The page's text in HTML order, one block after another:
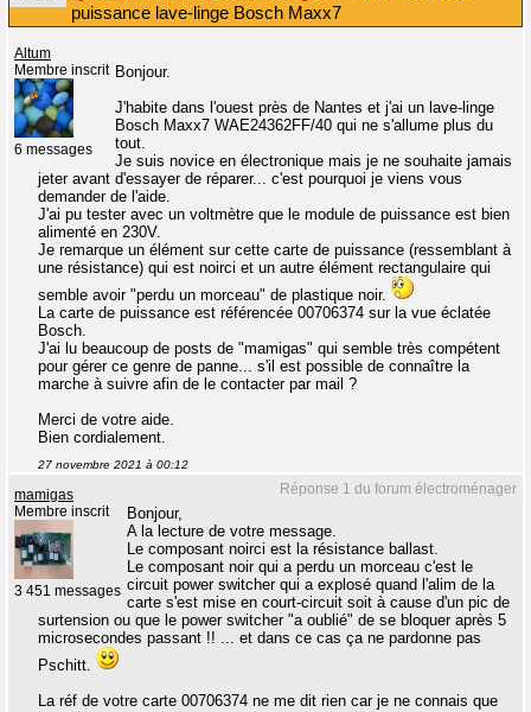
puissance lave-linge Bosch Maxx7
Altum
Membre inscrit
6 messages
Bonjour.
J'habite dans l'ouest près de Nantes et j'ai un lave-linge
Bosch Maxx7 WAE24362FF/40 qui ne s'allume plus du
tout.
Je suis novice en électronique mais je ne souhaite jamais
jeter avant d'essayer de réparer... c'est pourquoi je viens vous
demander de l'aide.
J'ai pu tester avec un voltmètre que le module de puissance est bien
alimenté en 230V.
Je remarque un élément sur cette carte de puissance (ressemblant à
une résistance) qui est noirci et un autre élément rectangulaire qui
semble avoir "perdu un morceau" de plastique noir.
La carte de puissance est référencée 00706374 sur la vue éclatée
Bosch.
J'ai lu beaucoup de posts de "mamigas" qui semble très compétent
pour gérer ce genre de panne... s'il est possible de connaître la
marche à suivre afin de le contacter par mail ?
Merci de votre aide.
Bien cordialement.
27 novembre 2021 à 00:12
Réponse 1 du forum électroménager
mamigas
Membre inscrit
3 451 messages
Bonjour,
A la lecture de votre message.
Le composant noirci est la résistance ballast.
Le composant noir qui a perdu un morceau c'est le
circuit power switcher qui a explosé quand l'alim de la
carte s'est mise en court-circuit soit à cause d'un pic de
surtension ou que le power switcher "a oublié" de se bloquer après 5
microsecondes passant !! ... et dans ce cas ça ne pardonne pas
Pschitt.
La réf de votre carte 00706374 ne me dit rien car je ne connais que